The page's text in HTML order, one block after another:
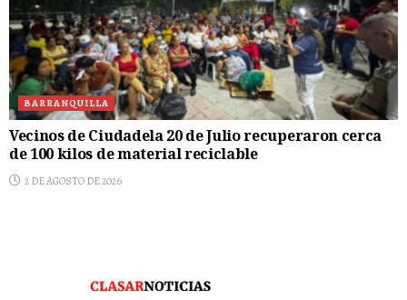
BARRANQUILLA
Vecinos de Ciudadela 20 de Julio recuperaron cerca
de 100 kilos de material reciclable
2 DE AGOSTO DE 2026